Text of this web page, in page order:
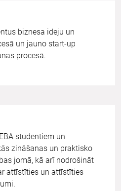
biznesa ideju un
un jauno start-up
procesā.
studentiem un
zināšanas un praktisko
jomā, kā arī nodrošināt
attīstīties un attīstīties